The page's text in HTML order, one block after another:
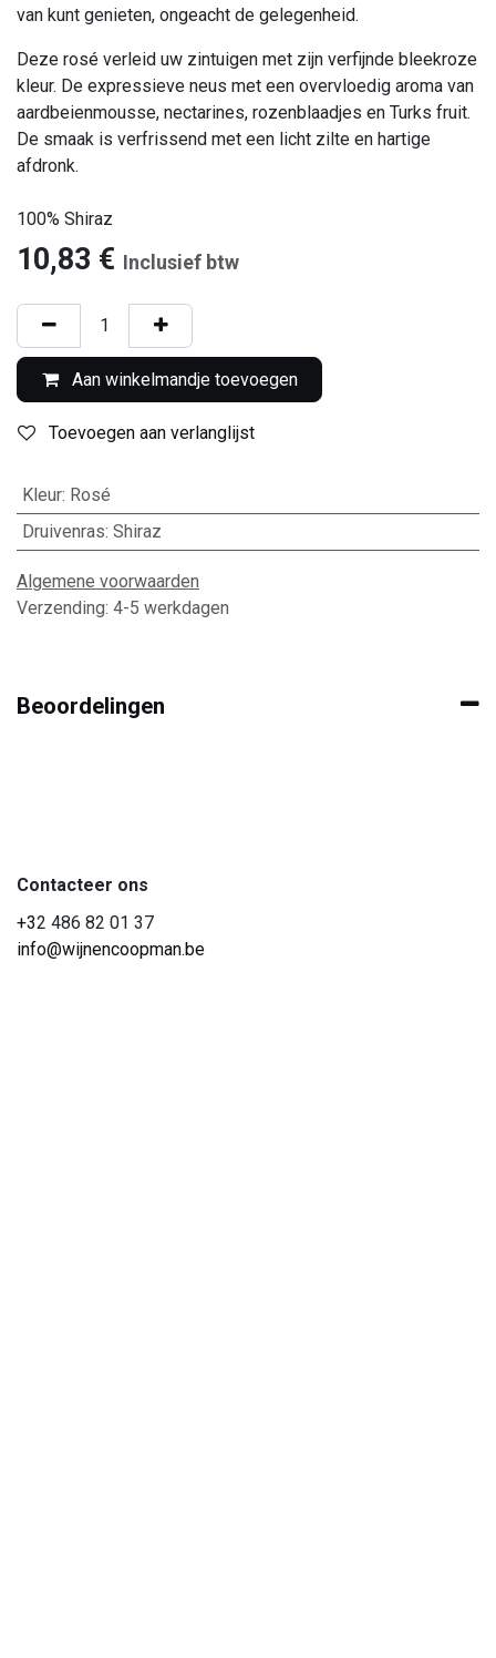
van kunt genieten, ongeacht de gelegenheid.
Deze rosé verleid uw zintuigen met zijn verfijnde bleekroze
kleur. De expressieve neus met een overvloedig aroma van
aardbeienmousse, nectarines, rozenblaadjes en Turks fruit.
De smaak is verfrissend met een licht zilte en hartige
afdronk.
100% Shiraz
10,83 € Inclusief btw
Aan winkelmandje toevoegen
Toevoegen aan verlanglijst
Kleur: Rosé
Druivenras: Shiraz
Algemene voorwaarden
Verzending: 4-5 werkdagen
Beoordelingen
Contacteer ons
+32 486 82 01 37
info@wijnencoopman.be